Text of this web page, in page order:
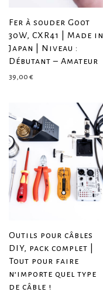
Fer à souder Goot
30W, CXR41 | Made in
Japan | Niveau :
Débutant – Amateur
39,00 €
Outils pour câbles
DIY, pack complet |
Tout pour faire
n’importe quel type
de câble !